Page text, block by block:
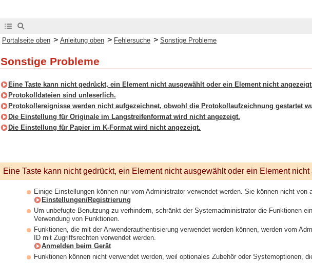
Portalseite oben > Anleitung oben > Fehlersuche > Sonstige Probleme
Sonstige Probleme
Eine Taste kann nicht gedrückt, ein Element nicht ausgewählt oder ein Element nicht
Protokolldateien sind unleserlich.
Protokollereignisse werden nicht aufgezeichnet, obwohl die Protokollaufzeichnung gestartet
Die Einstellung für Originale im Langstreifenformat wird nicht angezeigt.
Die Einstellung für Papier im K-Format wird nicht angezeigt.
Eine Taste kann nicht gedrückt, ein Element nicht ausgewählt oder ein Element
Einige Einstellungen können nur vom Administrator verwendet werden. Sie können nicht von
Einstellungen/Registrierung
Um unbefugte Benutzung zu verhindern, schränkt der Systemadministrator die Funktionen
Verwendung von Funktionen.
Funktionen, die mit der Anwenderauthentisierung verwendet werden können, werden vom
ID mit Zugriffsrechten verwendet werden.
Anmelden beim Gerät
Funktionen können nicht verwendet werden, weil optionales Zubehör oder Systemoptionen,